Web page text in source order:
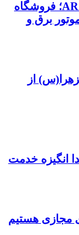
افتتاح رسمی ARZANTARIN.SHOP؛ فروشگاه
برق و
دانشگاه الزهرا(س) از
انگیزه خدمت
مجازی هستیم